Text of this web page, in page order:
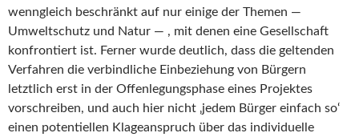
wenngleich beschränkt auf nur einige der Themen —
Umweltschutz und Natur — , mit denen eine Gesellschaft
konfrontiert ist. Ferner wurde deutlich, dass die geltenden
Verfahren die verbindliche Einbeziehung von Bürgern
letztlich erst in der Offenlegungsphase eines Projektes
vorschreiben, und auch hier nicht ‚jedem Bürger einfach so‘
einen potentiellen Klageanspruch über das individuelle